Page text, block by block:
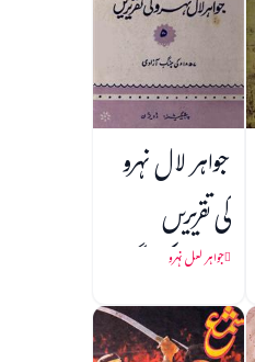
جواہر لال نہرو
کی تقریریں
(1857 کی جنگ
آزادی)
جواہر لعل نہرو